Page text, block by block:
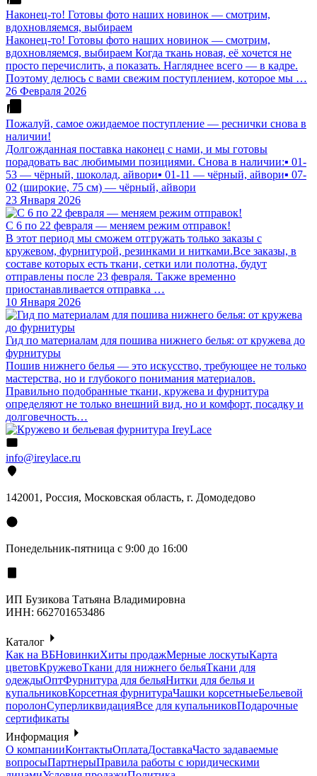
Наконец-то! Готовы фото наших новинок — смотрим,
вдохновляемся, выбираем
Наконец-то! Готовы фото наших новинок — смотрим,
вдохновляемся, выбираем Когда ткань новая, её хочется не
просто перечислить, а показать. Нагляднее всего — в кадре.
Поэтому делюсь с вами свежим поступлением, которое мы …
26 Февраля 2026
Пожалуй, самое ожидаемое поступление — реснички снова в
наличии!
Долгожданная поставка наконец с нами, и мы готовы
порадовать вас любимыми позициями. Снова в наличии:▪️ 01-
53 — чёрный, шоколад, айвори▪️ 01-11 — чёрный, айвори▪️ 07-
02 (широкие, 75 см) — чёрный, айвори
23 Января 2026
С 6 по 22 февраля — меняем режим отправок!
В этот период мы сможем отгружать только заказы с
кружевом, фурнитурой, резинками и нитками.Все заказы, в
составе которых есть ткани, сетки или полотна, будут
отправлены после 23 февраля. Также временно
приостанавливается отправка …
10 Января 2026
Гид по материалам для пошива нижнего белья: от кружева до
фурнитуры
Пошив нижнего белья — это искусство, требующее не только
мастерства, но и глубокого понимания материалов.
Правильно подобранные ткани, кружева и фурнитура
определяют не только внешний вид, но и комфорт, посадку и
долговечность…
info@ireylace.ru
142001 , Россия, Московская область, г. Домодедово
Понедельник-пятница с 9:00 до 16:00
ИП Бузикова Татьяна Владимировна
ИНН: 662701653486
Каталог
Как на ВБНовинкиХиты продажМерные лоскутыКарта
цветовКружевоТкани для нижнего бельяТкани для
одеждыОптФурнитура для бельяНитки для белья и
купальниковКорсетная фурнитураЧашки корсетныеБельевой
поролонСуперликвидацияВсе для купальниковПодарочные
сертификаты
Информация
О компанииКонтактыОплатаДоставкаЧасто задаваемые
вопросыПартнерыПравила работы с юридическими